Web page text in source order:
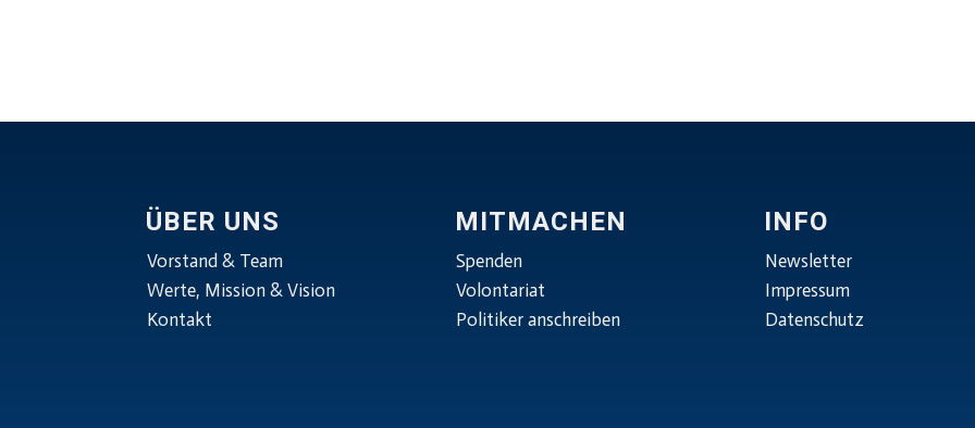
ÜBER UNS
Vorstand & Team
Werte, Mission & Vision
Kontakt
MITMACHEN
Spenden
Volontariat
Politiker anschreiben
INFO
Newsletter
Impressum
Datenschutz